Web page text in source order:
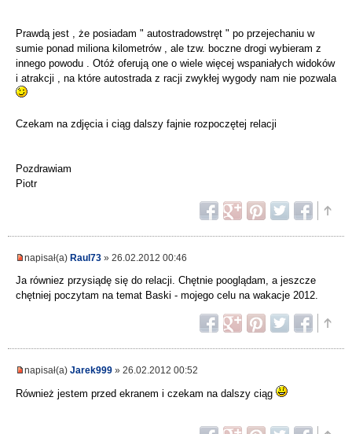
Prawdą jest , że posiadam " autostradowstręt " po przejechaniu w
sumie ponad miliona kilometrów , ale tzw. boczne drogi wybieram z
innego powodu . Otóż oferują one o wiele więcej wspaniałych widoków
i atrakcji , na które autostrada z racji zwykłej wygody nam nie pozwala
Czekam na zdjęcia i ciąg dalszy fajnie rozpoczętej relacji
Pozdrawiam
Piotr
napisał(a) Raul73 » 26.02.2012 00:46
Ja równiez przysiądę się do relacji. Chętnie pooglądam, a jeszcze
chętniej poczytam na temat Baski - mojego celu na wakacje 2012.
napisał(a) Jarek999 » 26.02.2012 00:52
Również jestem przed ekranem i czekam na dalszy ciąg